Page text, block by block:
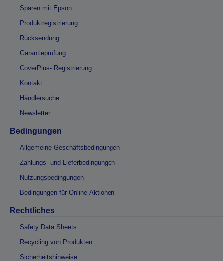
Sparen mit Epson
Produktregistrierung
Rücksendung
Garantieprüfung
CoverPlus- Registrierung
Kontakt
Händlersuche
Newsletter
Bedingungen
Allgemeine Geschäftsbedingungen
Zahlungs- und Lieferbedingungen
Nutzungsbedingungen
Bedingungen für Online-Aktionen
Rechtliches
Safety Data Sheets
Recycling von Produkten
Sicherheitshinweise